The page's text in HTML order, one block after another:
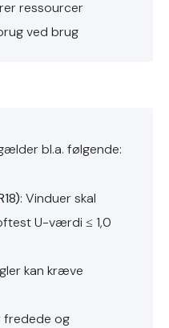
ressourcer
ved brug
bl.a. følgende:
: Vinduer skal
U-værdi ≤ 1,0
kan kræve
og